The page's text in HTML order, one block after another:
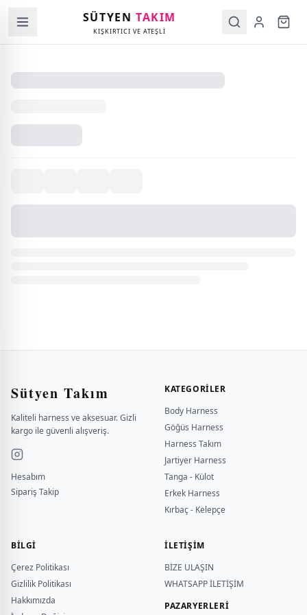
SÜTYENTAKIM
KIŞKIRTICI VE ATEŞLİ
Sütyen Takım
Kaliteli harness ve aksesuar. Gizli
kargo ile güvenli alışveriş.
Hesabım
Sipariş Takip
KATEGORILER
Body Harness
Göğüs Harness
Harness Takım
Jartiyer Harness
Tanga - Külot
Erkek Harness
Kırbaç - Kelepçe
BILGI
Çerez Politikası
Gizlilik Politikası
Hakkımızda
İLETİŞİM
BİZE ULAŞIN
WHATSAPP İLETİŞİM
PAZARYERLERİ